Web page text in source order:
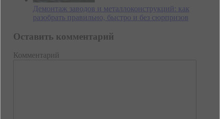
Демонтаж заводов и металлоконструкций: как
разобрать правильно, быстро и без сюрпризов
Оставить комментарий
Комментарий